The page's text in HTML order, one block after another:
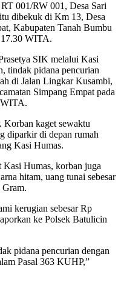
001/RW 001, Desa Sari
dibekuk di Km 13, Desa
Kabupaten Tanah Bumbu
17.30 WITA.
SIK melalui Kasi
tindak pidana pencurian
di Jalan Lingkar Kusambi,
Simpang Empat pada
WITA.
Korban kaget sewaktu
diparkir di depan rumah
Kasi Humas.
Kasi Humas, korban juga
hitam, uang tunai sebesar
Gram.
kerugian sebesar Rp
ke Polsek Batulicin
pidana pencurian dengan
Pasal 363 KUHP,”